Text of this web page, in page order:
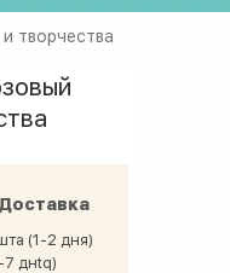
творчества
Доставка
(1-2 дня)
7 днtq)